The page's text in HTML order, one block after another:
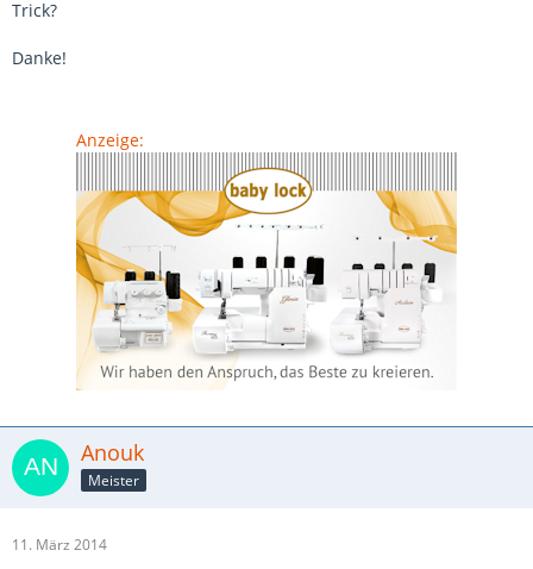
Trick?
Danke!
Anzeige:
Anouk
Meister
11. März 2014